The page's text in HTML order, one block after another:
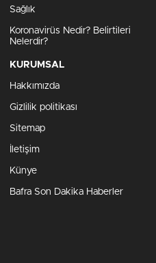
Sağlık
Koronavirüs Nedir? Belirtileri
Nelerdir?
KURUMSAL
Hakkımızda
Gizlilik politikası
Sitemap
İletişim
Künye
Bafra Son Dakika Haberler